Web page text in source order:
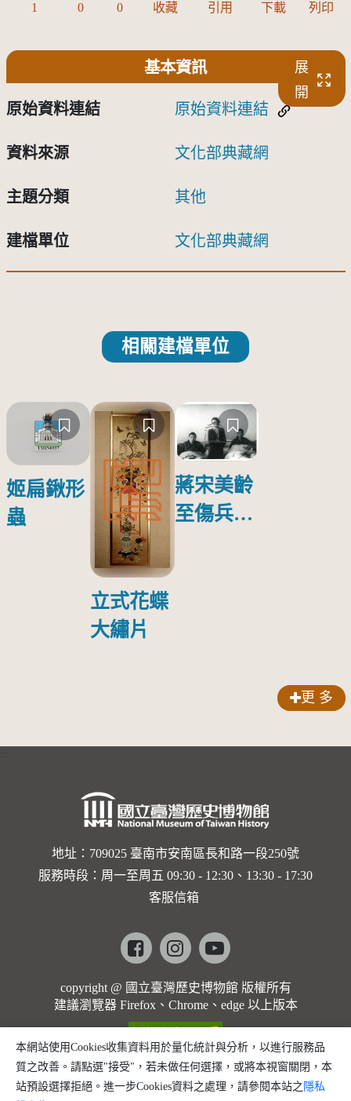
1 0 0 收藏 引用 下載 列印
基本資訊
展
開
原始資料連結 原始資料連結
資料來源 文化部典藏網
主題分類 其他
建檔單位 文化部典藏網
相關建檔單位
姬扁鍬形
蟲
立式花蝶
大繡片
蔣宋美齡
至傷兵醫
傷日本戰
更 多
地址：709025 臺南市安南區長和路一段250號
服務時段：周一至周五 09:30 - 12:30、13:30 - 17:30
客服信箱
Facebookinstagramyoutube
copyright @ 國立臺灣歷史博物館 版權所有
建議瀏覽器 Firefox、Chrome、edge 以上版本
本網站使用Cookies收集資料用於量化統計與分析，以進行服務品
質之改善。請點選"接受"，若未做任何選擇，或將本視窗關閉，本
站預設選擇拒絕。進一步Cookies資料之處理，請參閱本站之 隱私